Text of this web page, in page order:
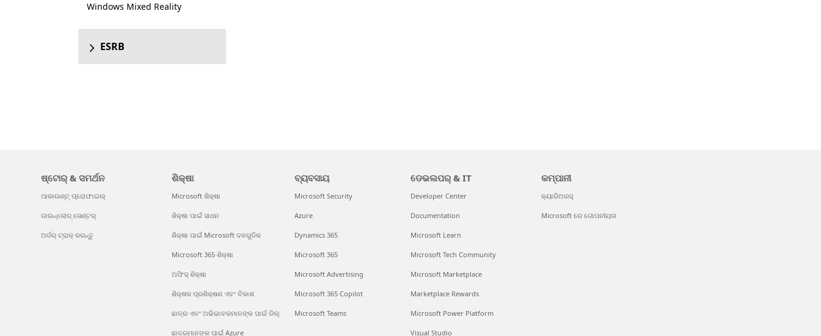
Windows Mixed Reality
ESRB
ଷ୍ଟୋର୍ & ସମର୍ଥନ
ଆକାଉଣ୍ଟ୍ ପ୍ରୋଫାଇଲ୍
ଡାଉନ୍‌ଲୋଡ୍ ସେଣ୍ଟର୍
ଅର୍ଡର୍ ଟ୍ରାକ୍ କରନ୍ତୁ
ଶିକ୍ଷା
Microsoft ଶିକ୍ଷା
ଶିକ୍ଷା ପାଇଁ ସାଧନ
ଶିକ୍ଷା ପାଇଁ Microsoft ଦଳଗୁଡିକ
Microsoft 365 ଶିକ୍ଷା
ଅଫିସ୍ ଶିକ୍ଷା
ଶିକ୍ଷକ ପ୍ରଶିକ୍ଷଣ ଏବଂ ବିକାଶ
ଛାତ୍ର ଏବଂ ଅଭିଭାବକମାନଙ୍କ ପାଇଁ ଡିଲ୍
ଛାତ୍ରମାନଙ୍କ ପାଇଁ Azure
ବ୍ୟବସାୟ
Microsoft Security
Azure
Dynamics 365
Microsoft 365
Microsoft Advertising
Microsoft 365 Copilot
Microsoft Teams
ଡେଭଲପର୍ & IT
Developer Center
Documentation
Microsoft Learn
Microsoft Tech Community
Microsoft Marketplace
Marketplace Rewards
Microsoft Power Platform
Visual Studio
କମ୍ପାନୀ
କ୍ୟାରିଅରସ୍
Microsoft ରେ ଗୋପନୀୟତା